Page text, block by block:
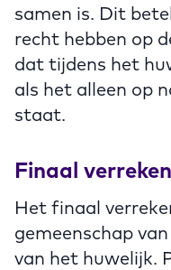
samen is. Dit
recht hebben op
dat tijdens het
als het alleen op
staat.
Finaal
Het finaal
gemeenschap
van het huwelijk.